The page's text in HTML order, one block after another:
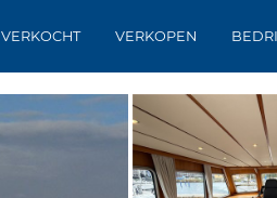
VERKOCHT VERKOPEN